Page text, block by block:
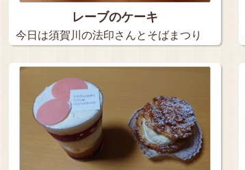
レーブのケーキ
今日は須賀川の法印さんとそばまつり